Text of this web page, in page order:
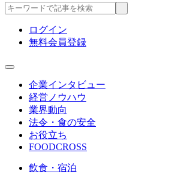
ログイン
無料会員登録
企業インタビュー
経営ノウハウ
業界動向
法令・食の安全
お役立ち
FOODCROSS
飲食・宿泊